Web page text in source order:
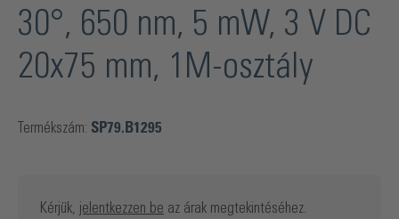
30°, 650 nm, 5 mW, 3 V DC
20x75 mm, 1M-osztály
Termékszám: SP79.B1295
Kérjük, jelentkezzen be az árak megtekintéséhez.